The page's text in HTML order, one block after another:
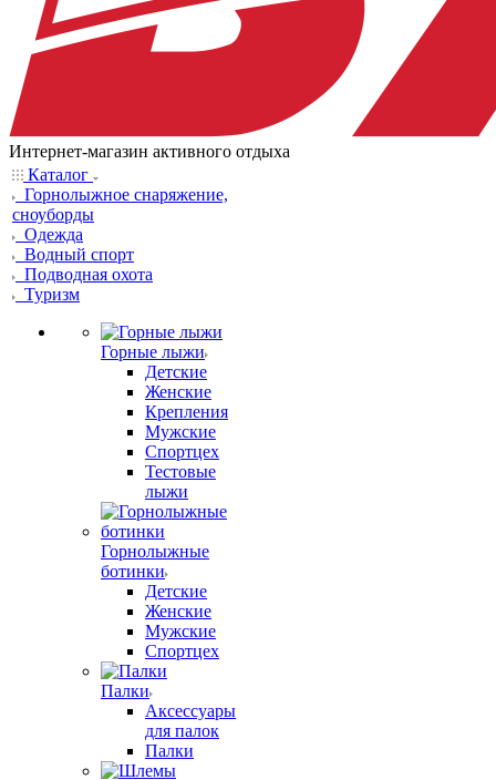
Интернет-магазин активного отдыха
Каталог
Горнолыжное снаряжение,
сноуборды
Одежда
Водный спорт
Подводная охота
Туризм
Горные лыжи
Детские
Женские
Крепления
Мужские
Спортцех
Тестовые
лыжи
Горнолыжные
ботинки
Детские
Женские
Мужские
Спортцех
Палки
Аксессуары
для палок
Палки